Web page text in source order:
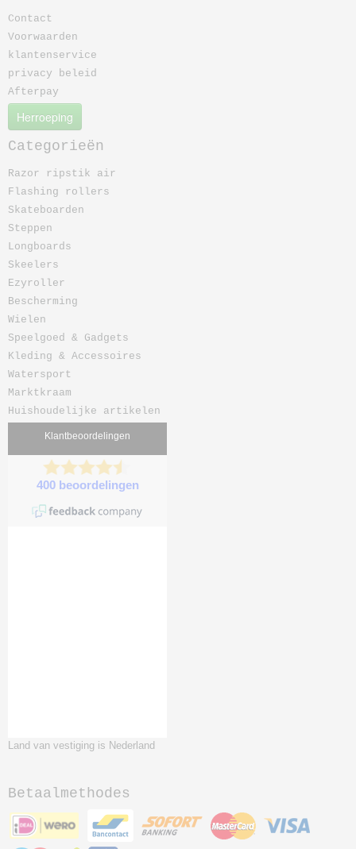
Contact
Voorwaarden
klantenservice
privacy beleid
Afterpay
Herroeping
Categorieën
Razor ripstik air
Flashing rollers
Skateboarden
Steppen
Longboards
Skeelers
Ezyroller
Bescherming
Wielen
Speelgoed & Gadgets
Kleding & Accessoires
Watersport
Marktkraam
Huishoudelijke artikelen
Land van vestiging is Nederland
Betaalmethodes